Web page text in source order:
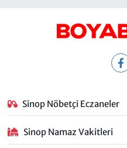
Sinop Nöbetçi Eczaneler
Sinop Namaz Vakitleri